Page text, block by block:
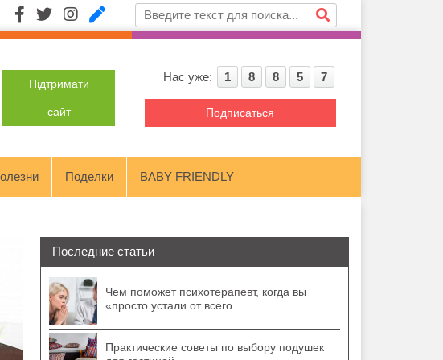
Підтримати
сайт
Нас уже: 1 8 8 5 7
Подписаться
Поделки BABY FRIENDLY
Последние статьи
Чем поможет психотерапевт, когда вы
«просто устали от всего
Практические советы по выбору подушек